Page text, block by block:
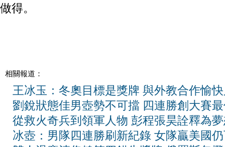
做得。
相關報道：
王冰玉：冬奧目標是獎牌 與外教合作愉
劉銳狀態佳男壺勢不可擋 四連勝創大賽
從救火奇兵到領軍人物 彭程張昊詮釋為
冰壺：男隊四連勝刷新紀錄 女隊贏美國